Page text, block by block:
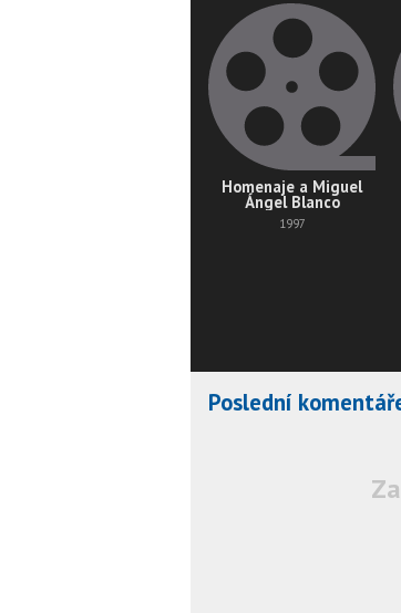
Homenaje a Miguel
Ángel Blanco
1997
Poslední